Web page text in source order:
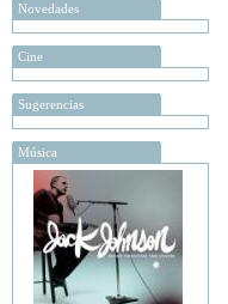
Novedades
Cine
Sugerencias
Música